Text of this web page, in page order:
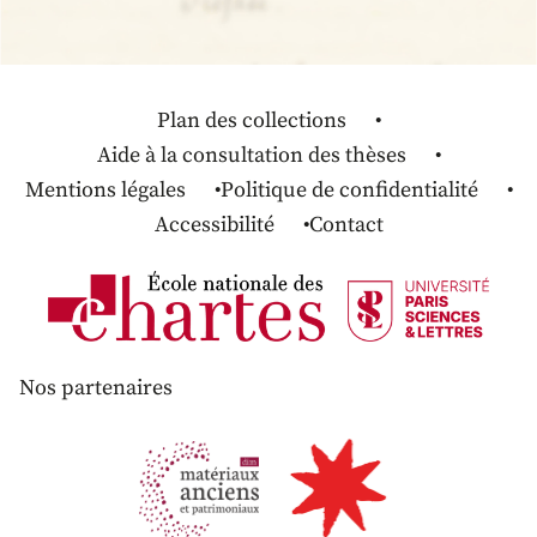
Plan des collections
Aide à la consultation des thèses
Mentions légales
Politique de confidentialité
Accessibilité
Contact
Nos partenaires